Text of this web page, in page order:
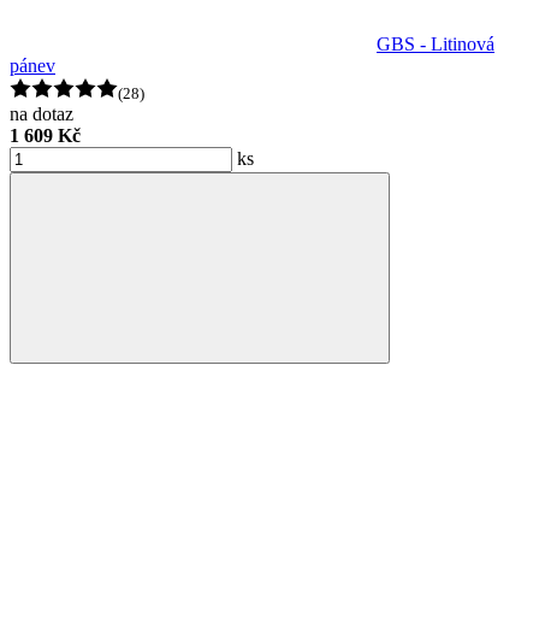
GBS - Litinová
pánev
(28)
na dotaz
1 609 Kč
ks